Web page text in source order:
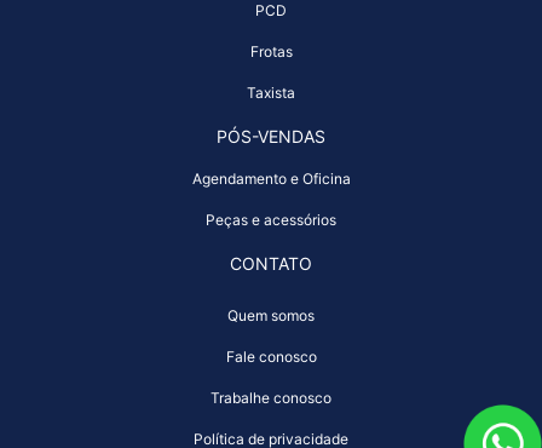
PCD
Frotas
Taxista
PÓS-VENDAS
Agendamento e Oficina
Peças e acessórios
CONTATO
Quem somos
Fale conosco
Trabalhe conosco
Política de privacidade